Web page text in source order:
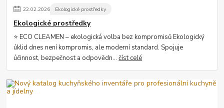
22.02.2026 Ekologické prostředky
Ekologické prostředky
⭐ ECO CLEAMEN – ekologická volba bez kompromisů Ekologický
úklid dnes není kompromis, ale moderní standard. Spojuje
účinnost, bezpečnost a odpovědn...číst celé